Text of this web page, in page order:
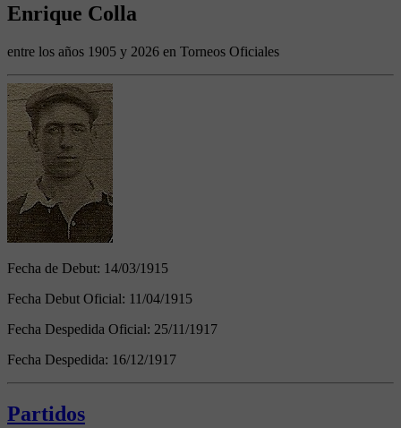
Enrique Colla
entre los años 1905 y 2026 en Torneos Oficiales
Fecha de Debut: 14/03/1915
Fecha Debut Oficial: 11/04/1915
Fecha Despedida Oficial: 25/11/1917
Fecha Despedida: 16/12/1917
Partidos